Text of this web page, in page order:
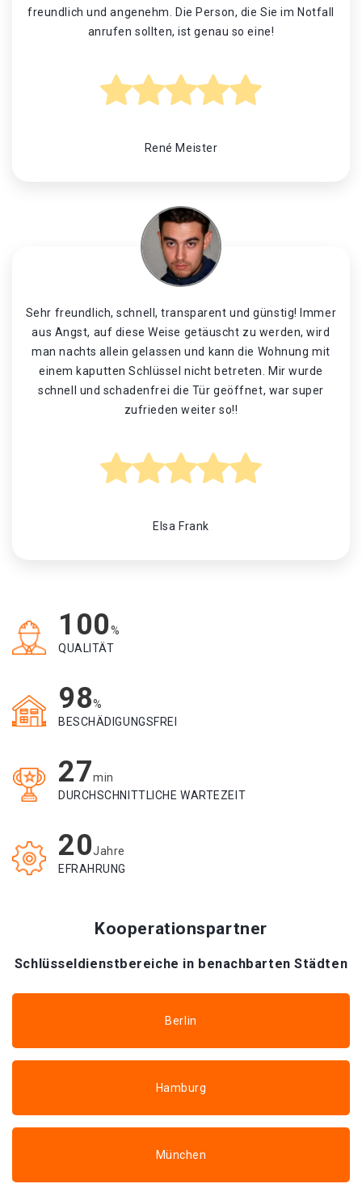
freundlich und angenehm. Die Person, die Sie im Notfall
anrufen sollten, ist genau so eine!
René Meister
Sehr freundlich, schnell, transparent und günstig! Immer
aus Angst, auf diese Weise getäuscht zu werden, wird
man nachts allein gelassen und kann die Wohnung mit
einem kaputten Schlüssel nicht betreten. Mir wurde
schnell und schadenfrei die Tür geöffnet, war super
zufrieden weiter so!!
Elsa Frank
100%
QUALITÄT
98%
BESCHÄDIGUNGSFREI
27min
DURCHSCHNITTLICHE WARTEZEIT
20Jahre
EFRAHRUNG
Kooperationspartner
Schlüsseldienstbereiche in benachbarten Städten
Berlin
Hamburg
München